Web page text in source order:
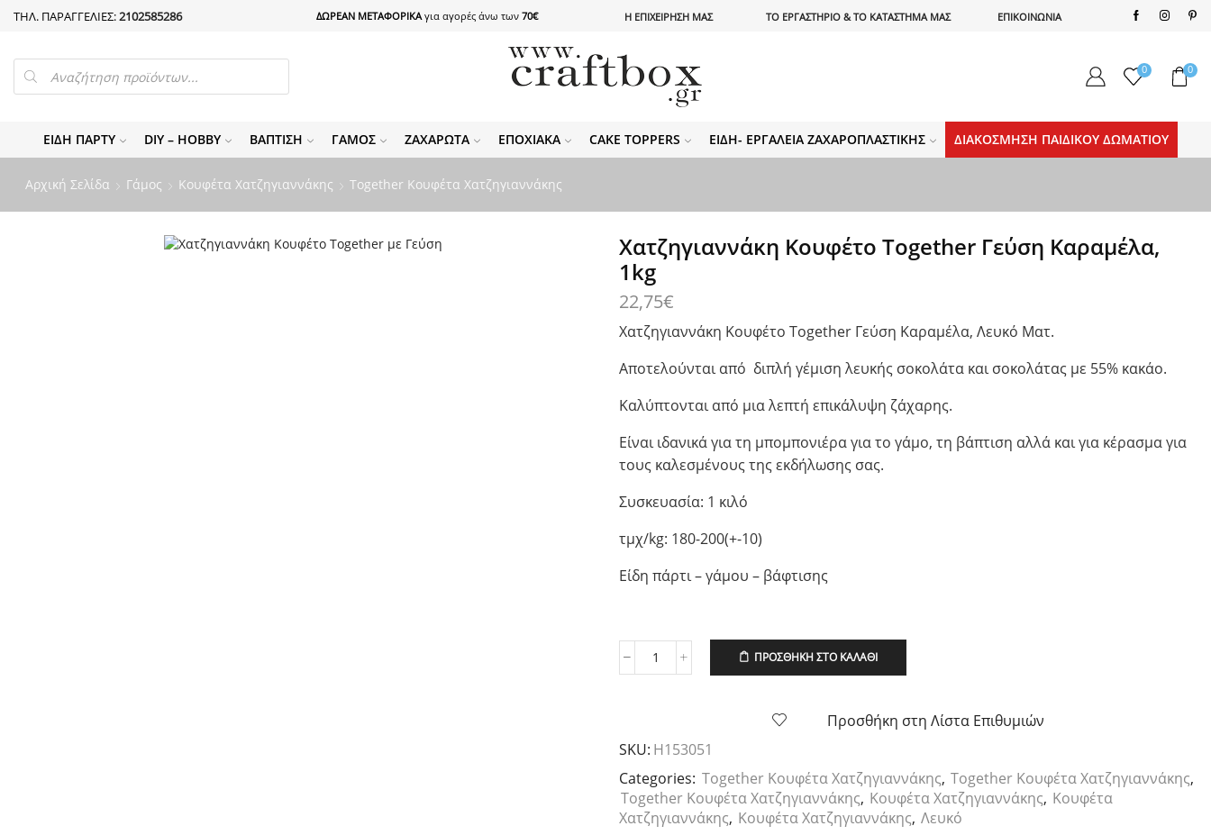
ΤΗΛ. ΠΑΡΑΓΓΕΛΙΕΣ:2102585286 ΔΩΡΕΑΝ ΜΕΤΑΦΟΡΙΚΑ για αγορές άνω των 70€ Η ΕΠΙΧΕΙΡΗΣΗ ΜΑΣ ΤΟ ΕΡΓΑΣΤΗΡΙΟ & ΤΟ ΚΑΤΑΣΤΗΜΑ ΜΑΣ ΕΠΙΚΟΙΝΩΝΙΑ
PRODUCTS
SEARCH 0 0
ΕΊΔΗ ΠΆΡΤΥ DIY – HOBBY ΒΆΠΤΙΣΗ ΓΆΜΟΣ ΖΑΧΑΡΩΤΆ ΕΠΟΧΙΑΚΆ CAKE TOPPERS ΕΊΔΗ- ΕΡΓΑΛΕΊΑ ΖΑΧΑΡΟΠΛΑΣΤΙΚΉΣ ΔΙΑΚΌΣΜΗΣΗ ΠΑΙΔΙΚΟΎ ΔΩΜΑΤΊΟΥ
Αρχική Σελίδα Γάμος Κουφέτα Χατζηγιαννάκης Together Κουφέτα Χατζηγιαννάκης
Χατζηγιαννάκη Κουφέτο Together Γεύση Καραμέλα,
1kg
22,75€
Χατζηγιαννάκη Κουφέτο Together Γεύση Καραμέλα, Λευκό Ματ.
Αποτελούνται από διπλή γέμιση λευκής σοκολάτα και σοκολάτας με 55% κακάο.
Καλύπτονται από μια λεπτή επικάλυψη ζάχαρης.
Είναι ιδανικά για τη μπομπονιέρα για το γάμο, τη βάπτιση αλλά και για κέρασμα για
τους καλεσμένους της εκδήλωσης σας.
Συσκευασία: 1 κιλό
τμχ/kg: 180-200(+-10)
Είδη πάρτι – γάμου – βάφτισης
Χατζηγιαννάκη
1kg
ποσότητα
ΠΡΟΣΘΉΚΗ ΣΤΟ ΚΑΛΆΘΙ
Προσθήκη στη Λίστα Επιθυμιών
SKU: H153051
Categories: Together Κουφέτα Χατζηγιαννάκης, Together Κουφέτα Χατζηγιαννάκης,
Together Κουφέτα Χατζηγιαννάκης, Κουφέτα Χατζηγιαννάκης, Κουφέτα
Χατζηγιαννάκης, Κουφέτα Χατζηγιαννάκης, Λευκό